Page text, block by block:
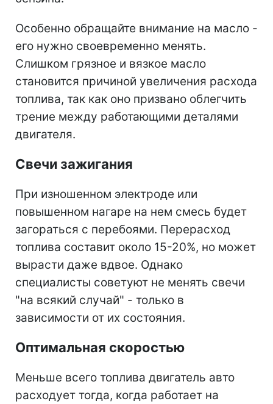
Особенно обращайте внимание на масло -
его нужно своевременно менять.
Слишком грязное и вязкое масло
становится причиной увеличения расхода
топлива, так как оно призвано облегчить
трение между работающими деталями
двигателя.
Свечи зажигания
При изношенном электроде или
повышенном нагаре на нем смесь будет
загораться с перебоями. Перерасход
топлива составит около 15-20%, но может
вырасти даже вдвое. Однако
специалисты советуют не менять свечи
"на всякий случай" - только в
зависимости от их состояния.
Оптимальная скоростью
Меньше всего топлива двигатель авто
расходует тогда, когда работает на